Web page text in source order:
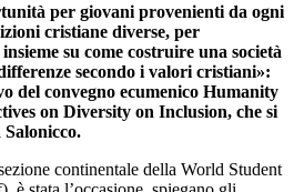
per giovani provenienti da ogni
cristiane diverse, per
su come costruire una società
secondo i valori cristiani»:
del convegno ecumenico Humanity
on Diversity on Inclusion, che si
continentale della World Student